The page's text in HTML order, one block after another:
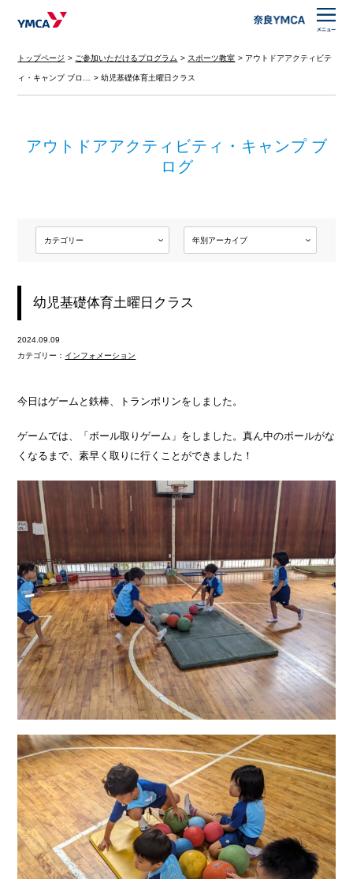
トップページ ご参加いただけるプログラム スポーツ教室 アウトドアアクティビテ
ィ・キャンプ ブロ… 幼児基礎体育土曜日クラス
アウトドアアクティビティ・キャンプ ブ
ログ
幼児基礎体育土曜日クラス
2024.09.09
カテゴリー： インフォメーション
今日はゲームと鉄棒、トランポリンをしました。
ゲームでは、「ボール取りゲーム」をしました。真ん中のボールがな
くなるまで、素早く取りに行くことができました！